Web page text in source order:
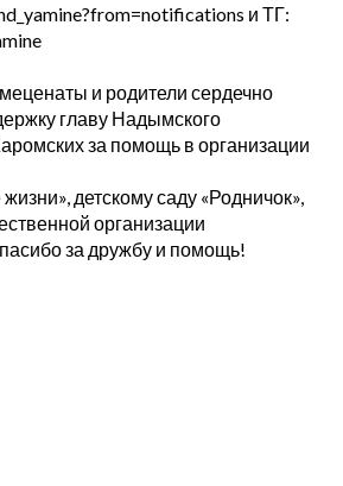
и ТГ:
и родители сердечно
главу Надымского
за помощь в организации
детскому саду «Родничок»,
организации
за дружбу и помощь!